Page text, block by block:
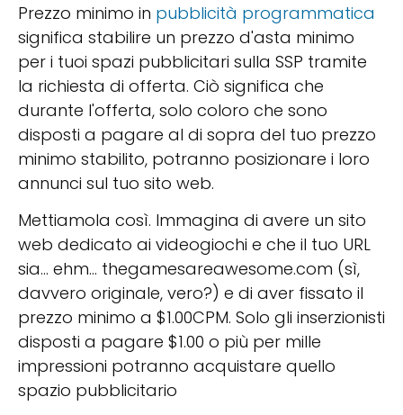
Prezzo minimo in pubblicità programmatica
significa stabilire un prezzo d'asta minimo
per i tuoi spazi pubblicitari sulla SSP tramite
la richiesta di offerta. Ciò significa che
durante l'offerta, solo coloro che sono
disposti a pagare al di sopra del tuo prezzo
minimo stabilito, potranno posizionare i loro
annunci sul tuo sito web.
Mettiamola così. Immagina di avere un sito
web dedicato ai videogiochi e che il tuo URL
sia… ehm… thegamesareawesome.com (sì,
davvero originale, vero?) e di aver fissato il
prezzo minimo a $1.00CPM. Solo gli inserzionisti
disposti a pagare $1.00 o più per mille
impressioni potranno acquistare quello
spazio pubblicitario